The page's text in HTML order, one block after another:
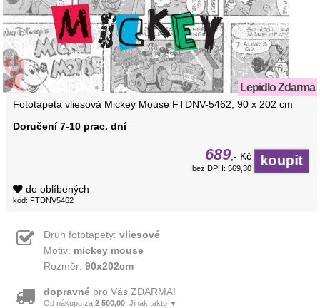
Fototapeta vliesová Mickey Mouse FTDNV-5462, 90 x 202 cm
Lepidlo Zdarma
Doručení 7-10 prac. dní
689 ,- Kč
bez DPH: 569,30
do oblíbených
kód: FTDNV5462
Druh fototapety: vliesové
Motiv: mickey mouse
Rozměr: 90x202cm
dopravnépro Vás ZDARMA!
Od nákupu za 2 500,00. Jinak takto ▼